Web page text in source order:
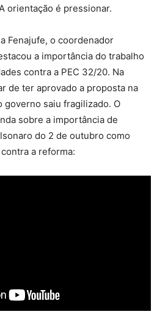
orientação é pressionar.
Fenajufe, o coordenador
a importância do trabalho
contra a PEC 32/20. Na
de ter aprovado a proposta na
governo saiu fragilizado. O
sobre a importância de
do 2 de outubro como
a reforma: